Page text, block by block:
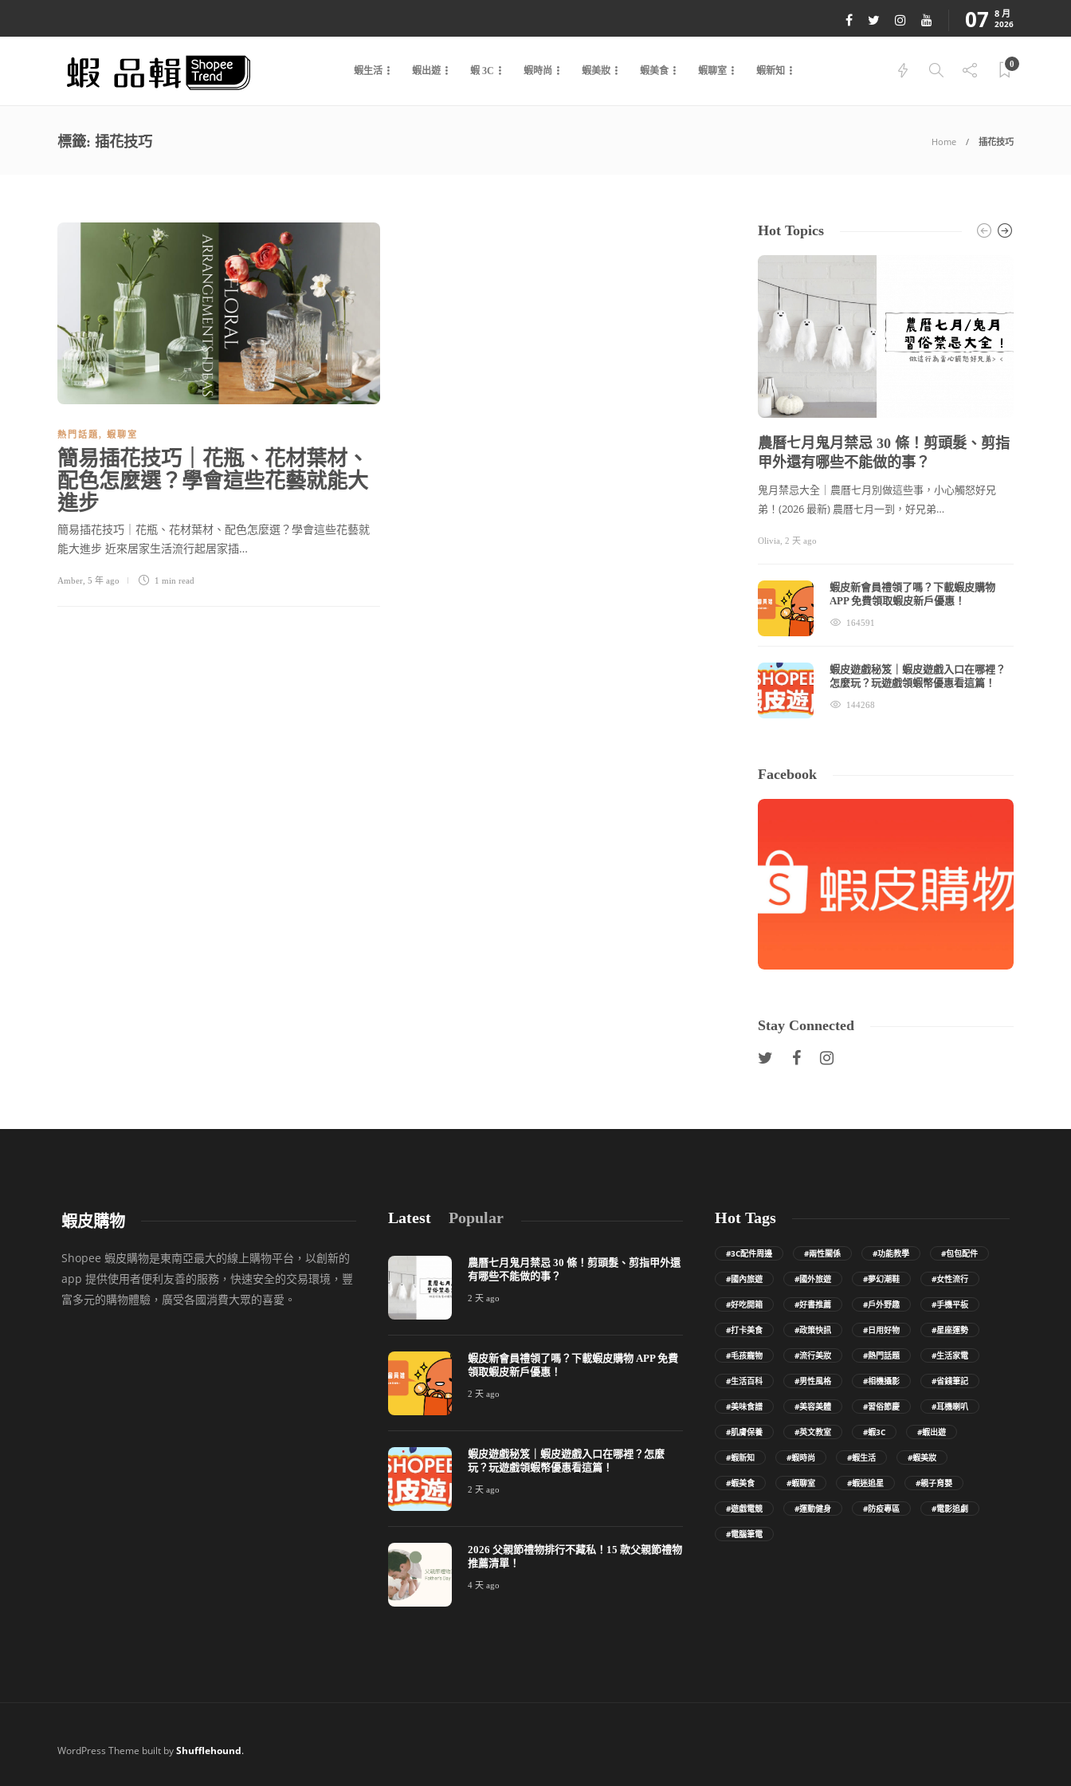
07 8 月
2026
蝦生活 蝦出遊 蝦 3C 蝦時尚 蝦美妝 蝦美食 蝦聊室 蝦新知
0
標籤: 插花技巧 Home 插花技巧
熱門話題, 蝦聊室
簡易插花技巧｜花瓶、花材葉材、
配色怎麼選？學會這些花藝就能大
進步
簡易插花技巧｜花瓶、花材葉材、配色怎麼選？學會這些花藝就
能大進步 近來居家生活流行起居家插…
Amber 5 年 ago 1 min read
Hot Topics
農曆七月鬼月禁忌 30 條！剪頭髮、剪指
甲外還有哪些不能做的事？
鬼月禁忌大全｜農曆七月別做這些事，小心觸怒好兄
弟！(2026 最新) 農曆七月一到，好兄弟…
Olivia ,2 天 ago
蝦皮新會員禮領了嗎？下載蝦皮購物
APP 免費領取蝦皮新戶優惠！
164591
蝦皮遊戲秘笈｜蝦皮遊戲入口在哪裡？
怎麼玩？玩遊戲領蝦幣優惠看這篇！
144268
Facebook
Stay Connected
蝦皮購物
Shopee 蝦皮購物是東南亞最大的線上購物平台，以創新的
app 提供使用者便利友善的服務，快速安全的交易環境，豐
富多元的購物體驗，廣受各國消費大眾的喜愛。
Latest Popular
農曆七月鬼月禁忌 30 條！剪頭髮、剪指甲外還
有哪些不能做的事？
2 天 ago
蝦皮新會員禮領了嗎？下載蝦皮購物 APP 免費
領取蝦皮新戶優惠！
2 天 ago
蝦皮遊戲秘笈｜蝦皮遊戲入口在哪裡？怎麼
玩？玩遊戲領蝦幣優惠看這篇！
2 天 ago
2026 父親節禮物排行不藏私！15 款父親節禮物
推薦清單！
4 天 ago
Hot Tags
#3C配件周邊 #兩性關係 #功能教學 #包包配件
#國內旅遊 #國外旅遊 #夢幻潮鞋 #女性流行
#好吃開箱 #好書推薦 #戶外野趣 #手機平板
#打卡美食 #政策快訊 #日用好物 #星座運勢
#毛孩寵物 #流行美妝 #熱門話題 #生活家電
#生活百科 #男性風格 #相機攝影 #省錢筆記
#美味食譜 #美容美體 #習俗節慶 #耳機喇叭
#肌膚保養 #英文教室 #蝦3C #蝦出遊
#蝦新知 #蝦時尚 #蝦生活 #蝦美妝
#蝦美食 #蝦聊室 #蝦迷追星 #親子育嬰
#遊戲電競 #運動健身 #防疫專區 #電影追劇
#電腦筆電
WordPress Theme built byShufflehound.